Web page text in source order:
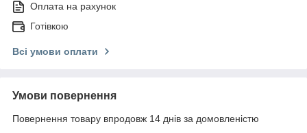
Оплата на рахунок
Готівкою
Всі умови оплати
Умови повернення
Повернення товару впродовж 14 днів за домовленістю